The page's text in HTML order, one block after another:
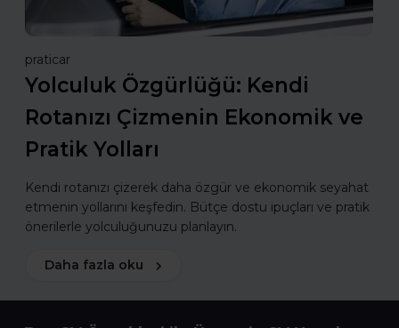
praticar
Yolculuk Özgürlüğü: Kendi
Rotanızı Çizmenin Ekonomik ve
Pratik Yolları
Kendi rotanızı çizerek daha özgür ve ekonomik seyahat
etmenin yollarını keşfedin. Bütçe dostu ipuçları ve pratik
önerilerle yolculuğunuzu planlayın.
Daha fazla oku